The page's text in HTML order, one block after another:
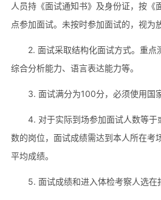
人员持《面试通知书》及身份证，按《
点参加面试。未按时参加面试的，视为
2. 面试采取结构化面试方式。重点
综合分析能力、语言表达能力等。
3. 面试满分为100分，必须使用国
4. 对于实际到场参加面试人数等于
数的岗位，面试成绩需达到本人所在考
平均成绩。
5. 面试成绩和进入体检考察人选在